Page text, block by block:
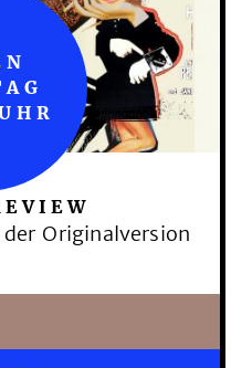
Originalversion